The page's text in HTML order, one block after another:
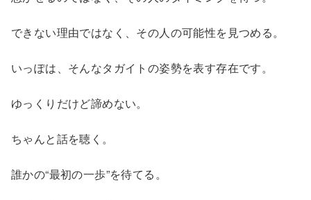
できない理由ではなく、その人の可能性を見つめる。
いっぽは、そんなタガイトの姿勢を表す存在です。
ゆっくりだけど諦めない。
ちゃんと話を聴く。
誰かの“最初の一歩”を待てる。